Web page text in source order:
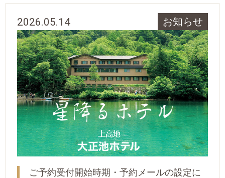
2026.05.14 お知らせ
ご予約受付開始時期・予約メールの設定に